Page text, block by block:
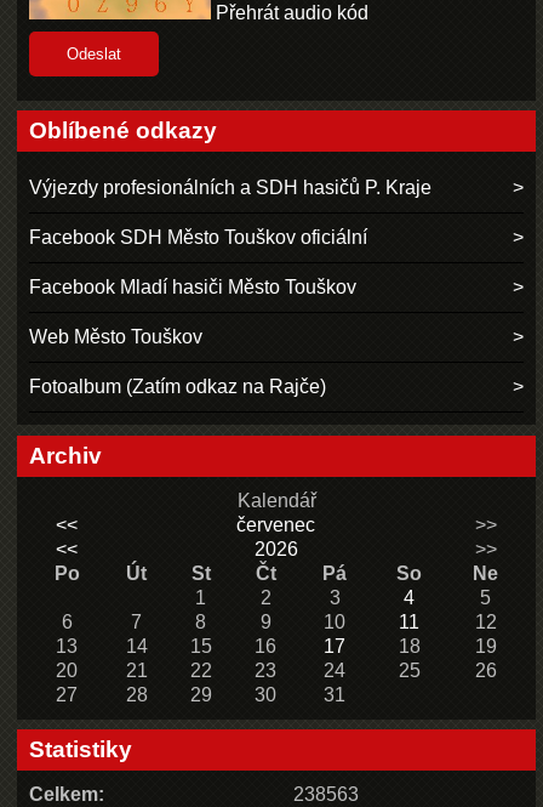
Přehrát audio kód
Oblíbené odkazy
Výjezdy profesionálních a SDH hasičů P. Kraje
Facebook SDH Město Touškov oficiální
Facebook Mladí hasiči Město Touškov
Web Město Touškov
Fotoalbum (Zatím odkaz na Rajče)
Archiv
Kalendář
<<
červenec
>>
<<
2026
>>
Po
Út St Čt Pá So
Ne
1
2 3 4
5
6
7 8 9 10 11
12
13
14 15 16 17 18
19
20
21 22 23 24 25
26
27
28 29 30 31
Statistiky
Celkem:
238563